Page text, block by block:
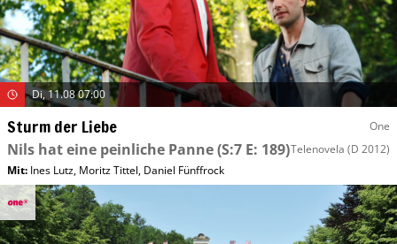
Di, 11.08 07:00
Sturm der Liebe One
Nils hat eine peinliche Panne(S:7 E: 189)Telenovela (D 2012)
Mit: Ines Lutz, Moritz Tittel, Daniel Fünffrock